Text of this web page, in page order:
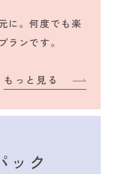
に。何度でも楽
ランです。
もっと見る
ック